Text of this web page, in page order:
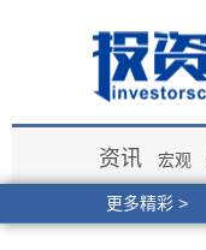
更多精彩 >
资讯 宏观